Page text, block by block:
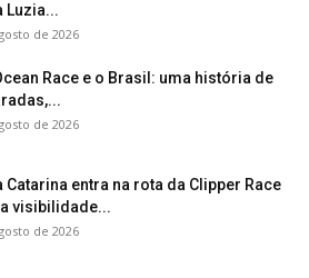
Luzia...
de 2026
Race e o Brasil: uma história de
de 2026
Catarina entra na rota da Clipper Race
visibilidade...
de 2026